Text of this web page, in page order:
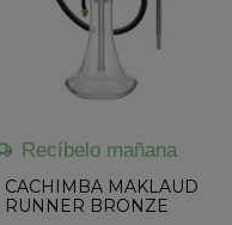
Recíbelo mañana
CACHIMBA MAKLAUD
RUNNER BRONZE